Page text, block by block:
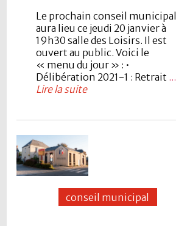
Le prochain conseil municipal
aura lieu ce jeudi 20 janvier à
19h30 salle des Loisirs. Il est
ouvert au public. Voici le
« menu du jour » : •
Délibération 2021-1 : Retrait ...
Lire la suite
conseil municipal